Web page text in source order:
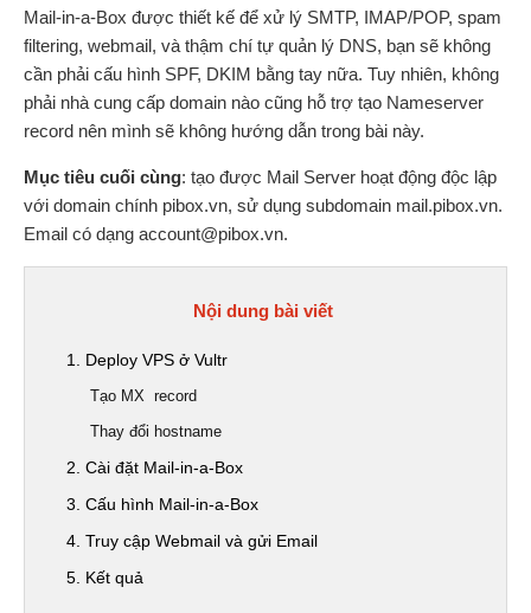
Mail-in-a-Box được thiết kế để xử lý SMTP, IMAP/POP, spam
filtering, webmail, và thậm chí tự quản lý DNS, bạn sẽ không
cần phải cấu hình SPF, DKIM bằng tay nữa. Tuy nhiên, không
phải nhà cung cấp domain nào cũng hỗ trợ tạo Nameserver
record nên mình sẽ không hướng dẫn trong bài này.
Mục tiêu cuối cùng: tạo được Mail Server hoạt động độc lập
với domain chính pibox.vn, sử dụng subdomain mail.pibox.vn.
Email có dạng account@pibox.vn.
Nội dung bài viết
1. Deploy VPS ở Vultr
Tạo MX record
Thay đổi hostname
2. Cài đặt Mail-in-a-Box
3. Cấu hình Mail-in-a-Box
4. Truy cập Webmail và gửi Email
5. Kết quả